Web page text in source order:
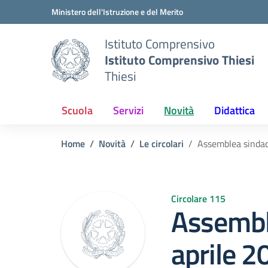
Vai ai contenuti
Vai al menu di navigazioneMinistero dell'Istruzione e del Merito
Istituto Comprensivo
Istituto Comprensivo Thiesi
Thiesi
Scuola Servizi Novità Didattica
Home Novità Le circolari Assemblea
Circolare 115
aprile